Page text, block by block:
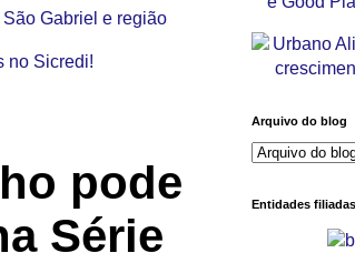
pode
Série
Arquivo do blog
Entidades filiadas